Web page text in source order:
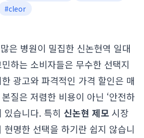
#cleor
은 병원이 밀집한 신논현역 일대
하는 소비자들은 무수한 선택지
광고와 파격적인 가격 할인은 매
질은 저렴한 비용이 아닌 ‘안전하
있습니다. 특히 신논현 제모시장
현명한 선택을 하기란 쉽지 않습니